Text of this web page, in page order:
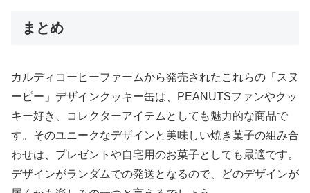
まとめ
カルディコーヒーファームから発売されたこれらの「スヌ
ーピー」デザインクッキー缶は、PEANUTSファンやクッ
キー好き、コレクターアイテムとしても魅力的な商品で
す。そのユニークなデザインと美味しい焼き菓子の組み合
わせは、プレゼントや自宅用のお菓子としても最適です。
デザインがランダムでの発送となるので、どのデザインが